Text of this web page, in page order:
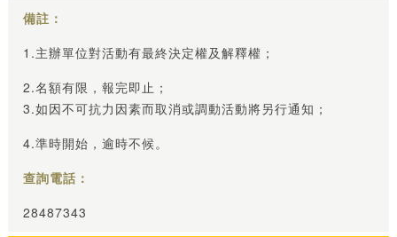
備註：
1.主辦單位對活動有最終決定權及解釋權；
2.名額有限，報完即止；
3.如因不可抗力因素而取消或調動活動將另行通知；
4.準時開始，逾時不候。
查詢電話：
28487343